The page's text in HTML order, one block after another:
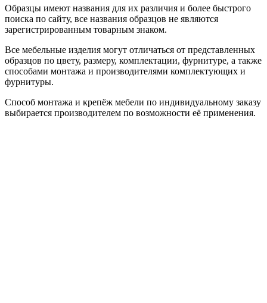
Образцы имеют названия для их различия и более быстрого
поиска по сайту, все названия образцов не являются
зарегистрированным товарным знаком.
Все мебельные изделия могут отличаться от представленных
образцов по цвету, размеру, комплектации, фурнитуре, а также
способами монтажа и производителями комплектующих и
фурнитуры.
Способ монтажа и крепёж мебели по индивидуальному заказу
выбирается производителем по возможности её применения.